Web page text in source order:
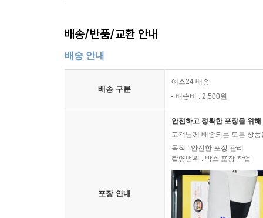
배송/반품/교환 안내
배송 안내
배송 구분
예스24 배송
배송비 : 2,500원
포장 안내
안전하고 정확한 포장을 위
고객님께 배송되는 모든 상
목적 : 안전한 포장 관리
촬영범위 : 박스 포장 작업